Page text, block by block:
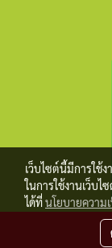
เว็บไซต์นี้มีการใช้
ในการใช้งานเว็บ
ได้ที่นโยบายความ